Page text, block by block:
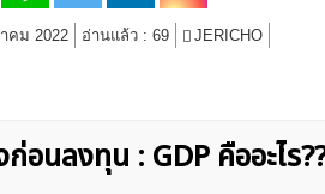
คม 2022 อ่านแล้ว : 69 JERICHO
ก่อนลงทุน : GDP คืออะไร